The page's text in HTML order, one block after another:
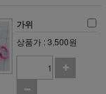
가위
상품가 : 3,500원